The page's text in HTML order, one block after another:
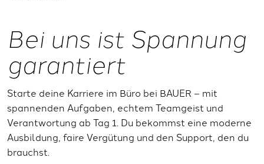
Bei uns ist Spannung
garantiert
Starte deine Karriere im Büro bei BAUER – mit
spannenden Aufgaben, echtem Teamgeist und
Verantwortung ab Tag 1. Du bekommst eine moderne
Ausbildung, faire Vergütung und den Support, den du
brauchst.